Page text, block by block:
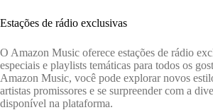
Estações de rádio exclusivas
O Amazon Music oferece estações de rádio
especiais e playlists temáticas para todos os
Amazon Music, você pode explorar novos
artistas promissores e se surpreender com a
disponível na plataforma.